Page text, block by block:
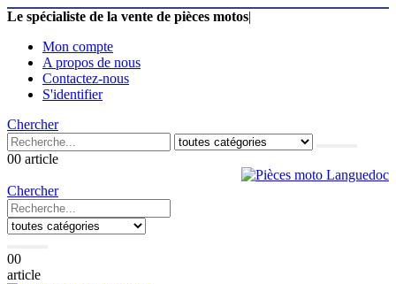
Le spécialiste de la vente de pièces motos|
Mon compte
A propos de nous
Contactez-nous
S'identifier
Chercher
00 article
Chercher
00
article